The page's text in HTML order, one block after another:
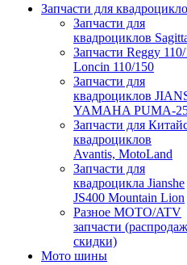
Запчасти для
Запчасти для
квадроциклов
Запчасти Reggy
Loncin 110/150
Запчасти для
квадроциклов
YAMAHA PUMA-
Запчасти для
квадроциклов
Avantis, MotoLand
Запчасти для
квадроцикла Jianshe
JS400 Mountain Lion
Разное МОТО/ATV
запчасти
скидки)
Мото шины